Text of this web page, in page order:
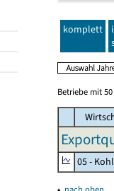
komplett
Betriebe mit
05 -